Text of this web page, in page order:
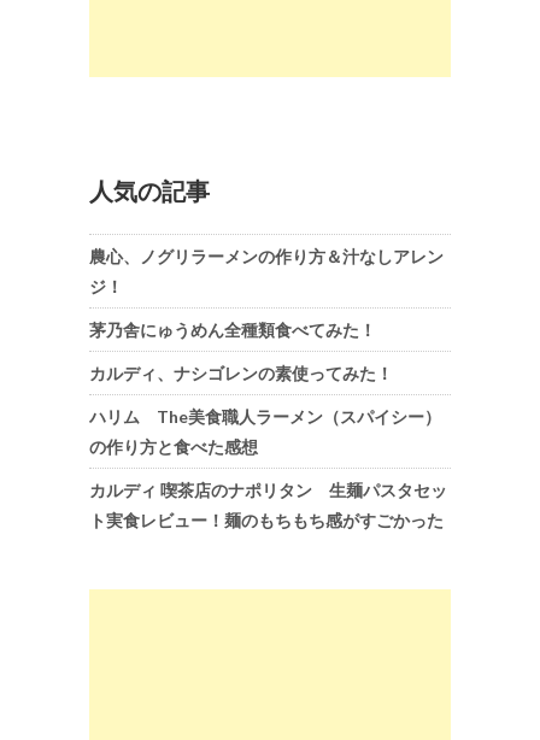
人気の記事
農心、ノグリラーメンの作り方＆汁なしアレン
ジ！
茅乃舎にゅうめん全種類食べてみた！
カルディ、ナシゴレンの素使ってみた！
ハリム The美食職人ラーメン（スパイシー）
の作り方と食べた感想
カルディ 喫茶店のナポリタン 生麺パスタセッ
ト実食レビュー！麺のもちもち感がすごかった